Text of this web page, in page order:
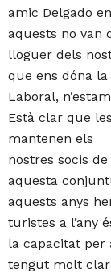
amic Delgado
aquests no van
lloguer dels
que ens dóna
Laboral,
Està clar que
mantenen els
nostres socis
aquesta
aquests anys
turistes a l’any
la capacitat per
tengut molt